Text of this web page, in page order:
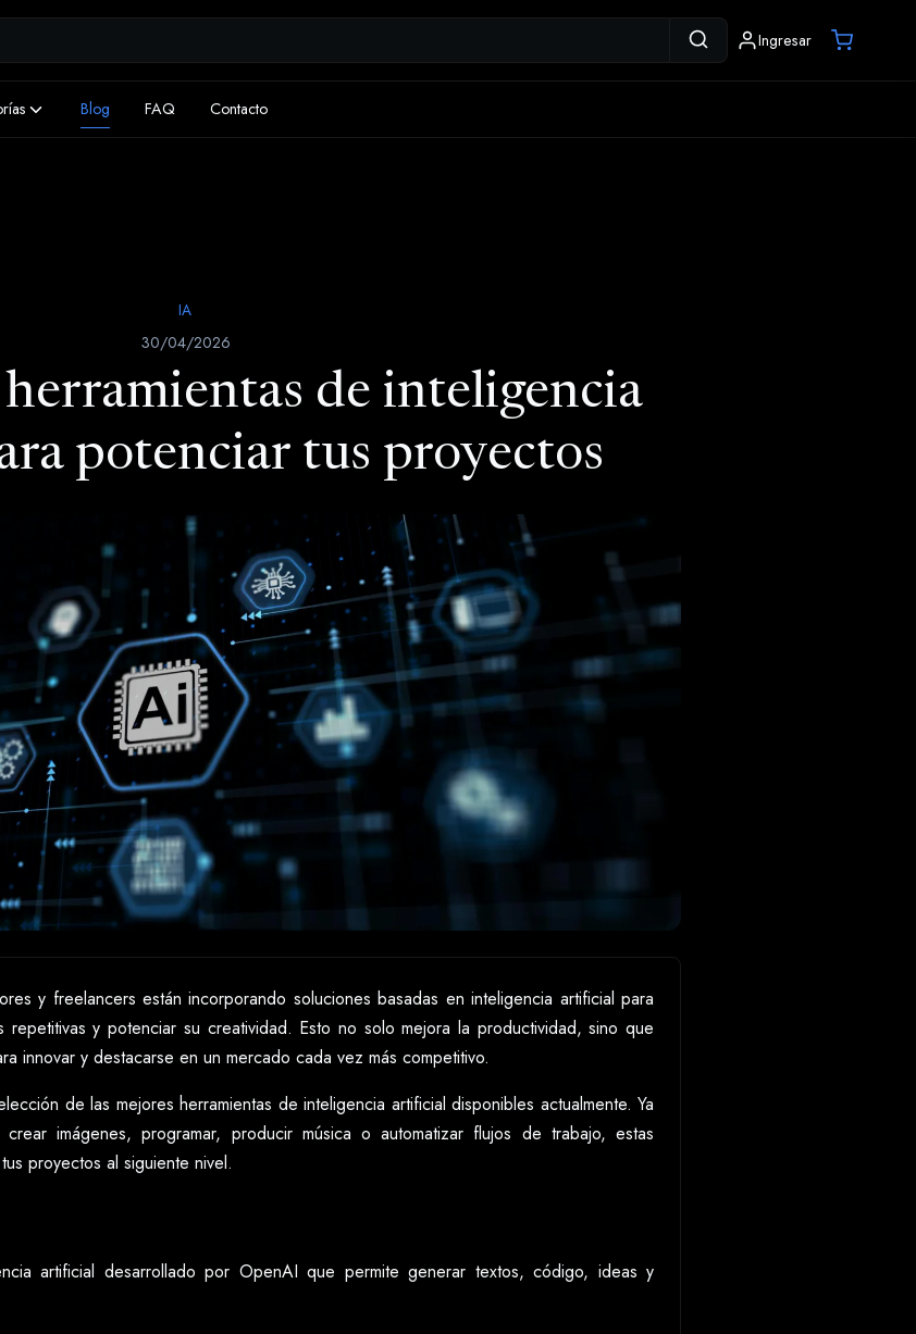
Ingresar
Blog FAQ Contacto
IA
30/04/2026
herramientas de inteligencia
potenciar tus proyectos
y freelancers están incorporando soluciones basadas en inteligencia artificial para
repetitivas y potenciar su creatividad. Esto no solo mejora la productividad, sino que
innovar y destacarse en un mercado cada vez más competitivo.
de las mejores herramientas de inteligencia artificial disponibles actualmente. Ya
imágenes, programar, producir música o automatizar flujos de trabajo, estas
proyectos al siguiente nivel.
artificial desarrollado por OpenAI que permite generar textos, código, ideas y